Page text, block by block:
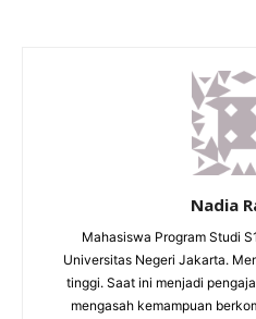
Nadia
Mahasiswa Program Studi
Universitas Negeri Jakarta.
tinggi. Saat ini menjadi
mengasah kemampuan